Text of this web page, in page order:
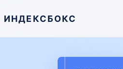
ИНДЕКСБОКС